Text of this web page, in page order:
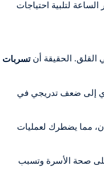
لتلبية احتياجات
القلق. الحقيقة أنتسربات
إلى ضعف تدريجي في
مما يضطرك لعمليات
على صحة الأسرة وتسبب